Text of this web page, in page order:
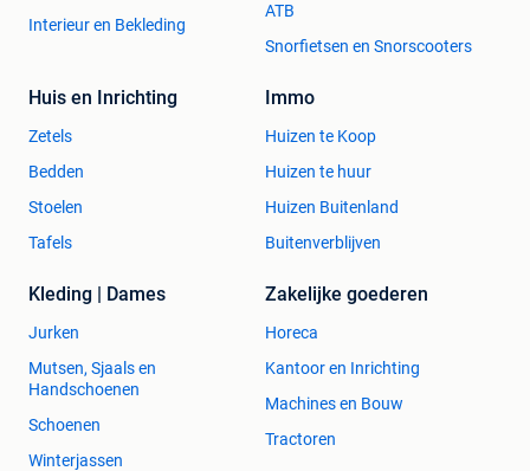
Interieur en Bekleding
ATB
Snorfietsen en Snorscooters
Huis en Inrichting
Zetels
Bedden
Stoelen
Tafels
Immo
Huizen te Koop
Huizen te huur
Huizen Buitenland
Buitenverblijven
Kleding | Dames
Jurken
Mutsen, Sjaals en
Handschoenen
Schoenen
Winterjassen
Zakelijke goederen
Horeca
Kantoor en Inrichting
Machines en Bouw
Tractoren